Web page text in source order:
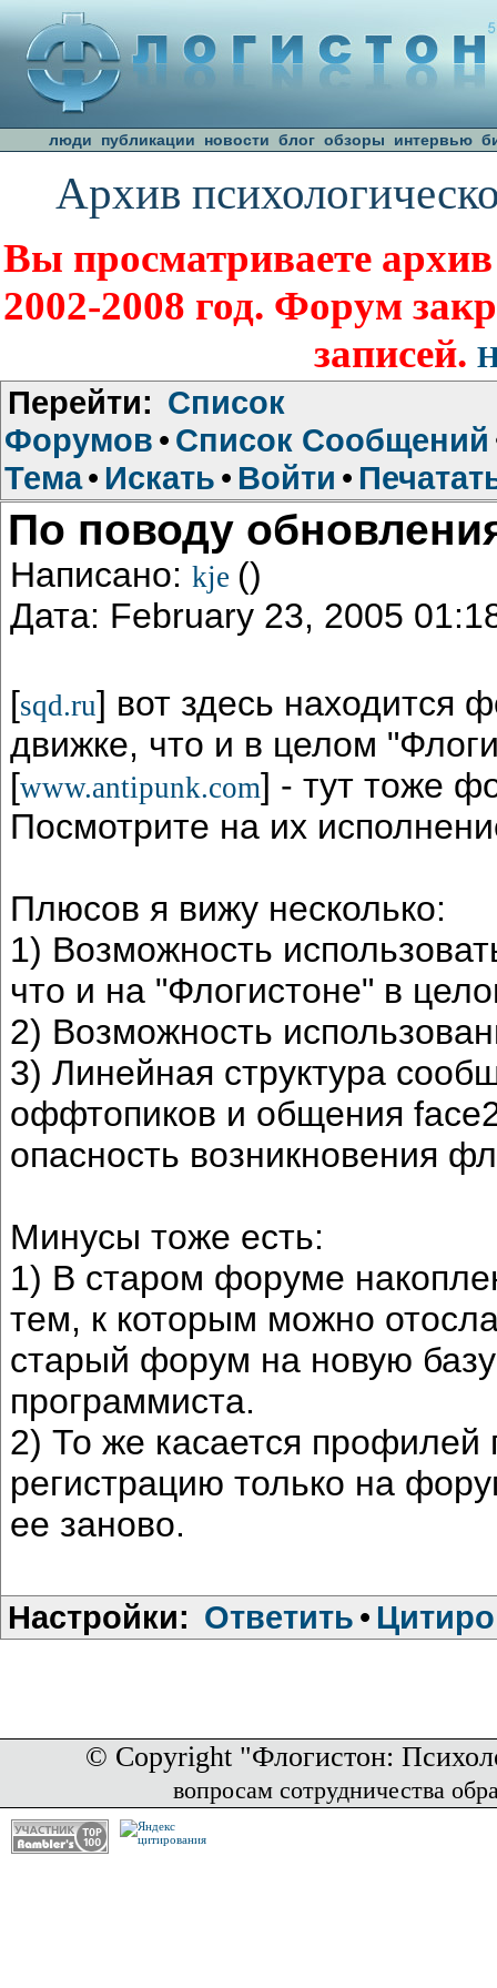
люди публикации новости блог обзоры интервью
Архив
Вы просматриваете
2002-2008 год. Форум
записей.
Перейти: Список
Форумов • Список Сообщений
Тема• Искать • Войти •
По поводу
Написано: kje ()
Дата: February 23, 2005
[sqd.ru] вот здесь находится
движке, что и в целом
[www.antipunk.com] - тут тоже
Посмотрите на их
Плюсов я вижу несколько:
1) Возможность
что и на "Флогистоне" в
2) Возможность
3) Линейная структура
оффтопиков и общения
опасность возникновения
Минусы тоже есть:
1) В старом форуме
тем, к которым можно
старый форум на новую
программиста.
2) То же касается профилей
регистрацию только на
ее заново.
Настройки: Ответить •
© Copyright "Флогистон:
вопросам сотрудничества